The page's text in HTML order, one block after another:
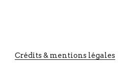
Crédits & mentions légales